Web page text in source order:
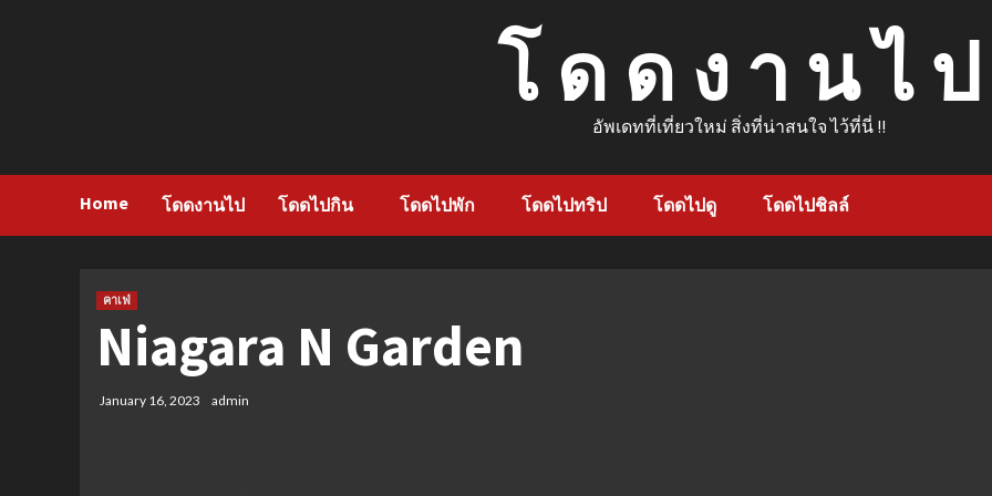
โ ด ด ง า น ไ ป
อัพเดทที่เที่ยวใหม่ สิ่งที่น่าสนใจ ไว้ที่นี่ !!
Home โดดงานไป โดดไปกิน โดดไปพัก โดดไปทริป โดดไปดู โดดไปชิลล์
คาเฟ่
Niagara N Garden
January 16, 2023 admin